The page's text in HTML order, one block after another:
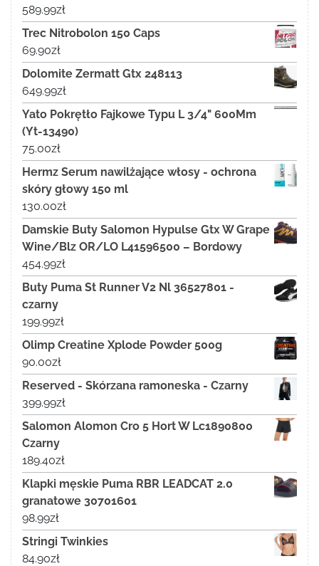
589.99zł
Trec Nitrobolon 150 Caps
69.90zł
Dolomite Zermatt Gtx 248113
649.99zł
Yato Pokrętło Fajkowe Typu L 3/4" 600Mm
(Yt-13490)
75.00zł
Hermz Serum nawilżające włosy - ochrona
skóry głowy 150 ml
130.00zł
Damskie Buty Salomon Hypulse Gtx W Grape
Wine/Blz OR/LO L41596500 – Bordowy
454.99zł
Buty Puma St Runner V2 Nl 36527801 -
czarny
199.99zł
Olimp Creatine Xplode Powder 500g
90.00zł
Reserved - Skórzana ramoneska - Czarny
399.99zł
Salomon Alomon Cro 5 Hort W Lc1890800
Czarny
189.40zł
Klapki męskie Puma RBR LEADCAT 2.0
granatowe 30701601
98.99zł
Stringi Twinkies
84.90zł